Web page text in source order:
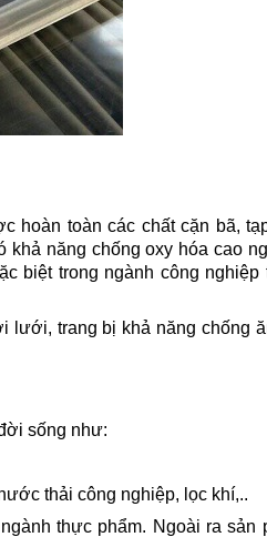
hoàn toàn các chất cặn bã,
năng chống oxy hóa cao
biệt trong ngành công nghiệp
lưới, trang bị khả năng chống
sống như:
thải công nghiệp, lọc khí,..
thực phẩm. Ngoài ra sản